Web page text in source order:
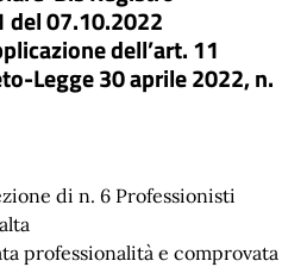
del 07.10.2022
dell’art. 11
Legge 30 aprile 2022, n.
di n. 6 Professionisti
professionalità e comprovata